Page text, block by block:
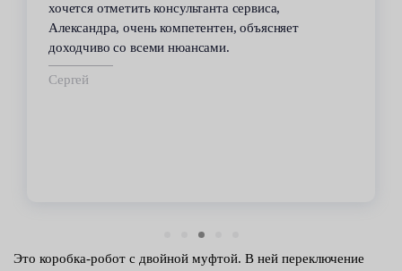
хочется отметить консультанта сервиса,
Александра, очень компетентен, объясняет
доходчиво со всеми нюансами.
Сергей
Это коробка-робот с двойной муфтой. В ней переключение